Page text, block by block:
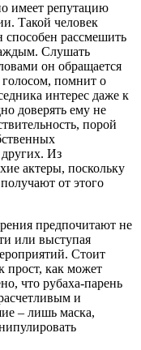
имеет репутацию
Такой человек
способен рассмешить
Слушать
он обращается
голосом, помнит о
интерес даже к
доверять ему не
порой
других. Из
актеры, поскольку
от этого
предпочитают не
или выступая
Стоит
прост, как может
что рубаха-парень
и
– лишь маска,